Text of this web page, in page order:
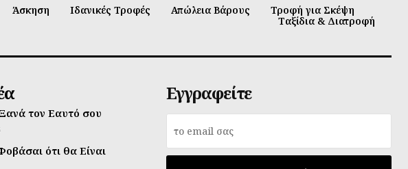
Άσκηση Ιδανικές Τροφές Απώλεια Βάρους
Τροφή για Σκέψη
Ταξίδια & Διατροφή
τον Εαυτό σου
ότι θα Είναι
Εγγραφείτε